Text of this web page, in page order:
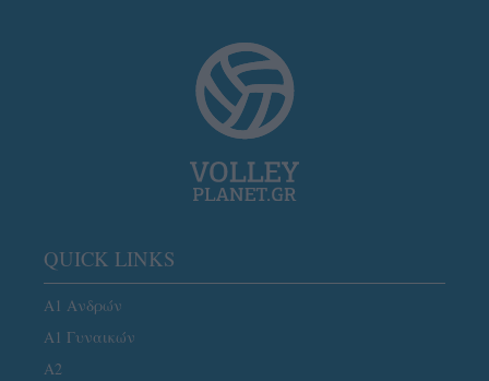
QUICK LINKS
Α1 Ανδρών
Α1 Γυναικών
A2